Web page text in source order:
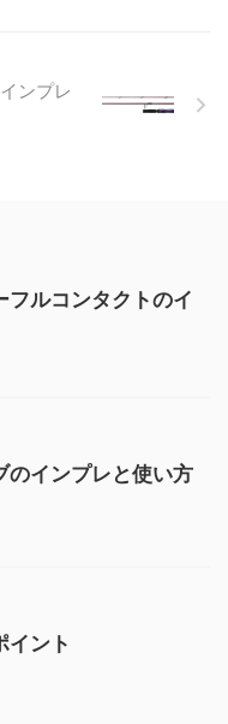
ンプレ
フルコンタクトのイ
のインプレと使い方
イント